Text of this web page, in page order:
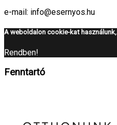
e-mail: info@esernyos.hu
A weboldalon cookie-kat
Rendben!
Fenntartó